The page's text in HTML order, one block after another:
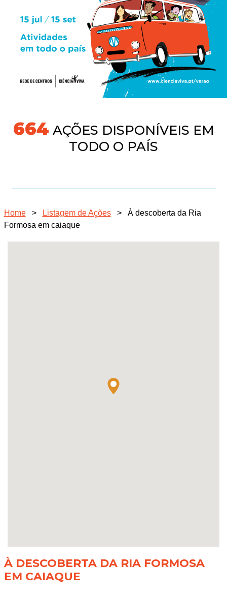
704 AÇÕES DISPONÍVEIS EM
TODO O PAÍS
Home > Listagem de Ações >
À descoberta da Ria
Formosa em caiaque
À DESCOBERTA DA RIA FORMOSA
EM CAIAQUE